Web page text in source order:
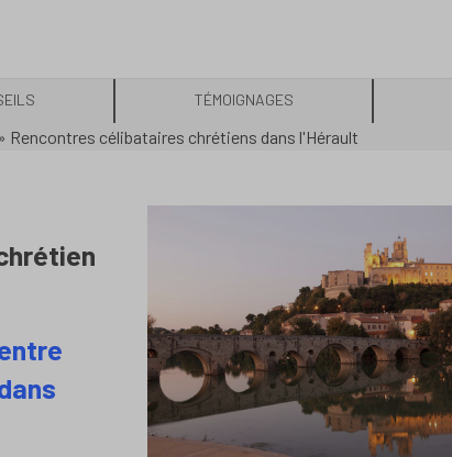
TÉMOIGNAGES
» Rencontres célibataires chrétiens dans l'Hérault